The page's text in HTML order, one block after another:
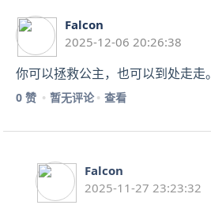
Falcon
2025-12-06 20:26:38
你可以拯救公主，也可以到处走走。
0 赞 暂无评论 查看
Falcon
2025-11-27 23:23:32